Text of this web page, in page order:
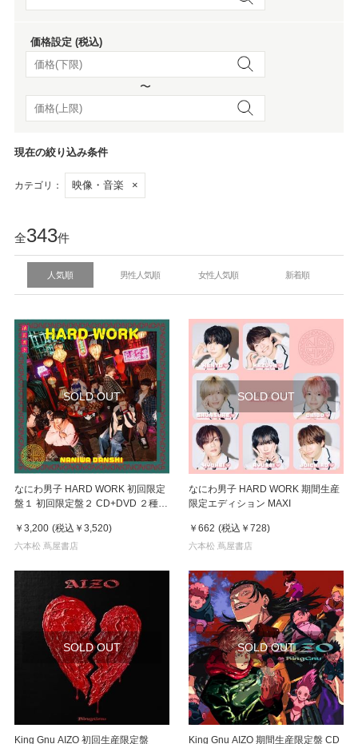
価格設定 (税込)
〜
現在の絞り込み条件
カテゴリ： 映像・音楽 ×
全343件
人気順 男性人気順 女性人気順 新着順
SOLD OUT
なにわ男子 HARD WORK 初回限定
盤１ 初回限定盤２ CD+DVD ２種セ
￥3,200 (税込 ￥3,520)
六本松 蔦屋書店
SOLD OUT
なにわ男子 HARD WORK 期間生産
限定エディション MAXI
￥662 (税込 ￥728)
六本松 蔦屋書店
SOLD OUT
King Gnu AIZO 初回生産限定盤
SOLD OUT
King Gnu AIZO 期間生産限定盤 CD